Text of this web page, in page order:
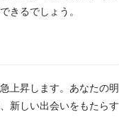
きるでしょう。
上昇します。あなたの明
新しい出会いをもたらす